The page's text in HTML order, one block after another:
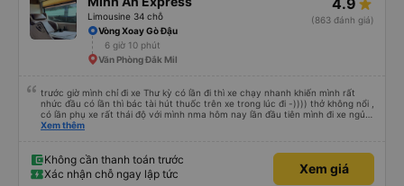
Limousine 34 chỗ
4.9
(863 đánh giá)
Vòng Xoay Gò Đậu
6 giờ 10 phút
Văn Phòng Đắk Mil
trước giờ mình chỉ đi xe Thư kỳ có lần đi thì xe chạy nhanh khiến mình rất
nhức đầu có lần thì bác tài hút thuốc trên xe trong lúc đi -)))) thở không nổi ,
có lần phụ xe rất thái độ với mình nma hôm nay lần đầu tiên mình đi xe ngủ
rất ngon chạy êm lắm phải nói là đã bác tài và anh phụ xe còn dễ thương
Xem thêm
Không cần thanh toán trước
Xác nhận chỗ ngay lập tức
Xem giá